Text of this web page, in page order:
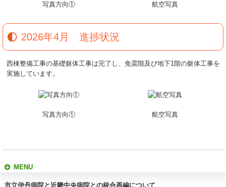
写真方向① 航空写真
2026年4月 進捗状況
西棟整備工事の基礎躯体工事は完了し、免震階及び地下1階の躯体工事を
実施しています。
写真方向① 航空写真
MENU
市立伊丹病院と近畿中央病院との統合再編について